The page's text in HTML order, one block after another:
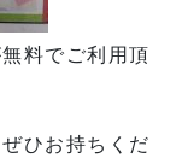
料でご利用頂
ひお持ちくだ